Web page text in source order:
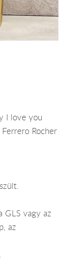
I love you
Rocher
GLS vagy az
az